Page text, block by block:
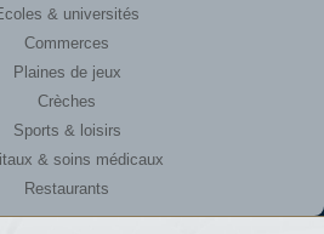
& universités
Commerces
Plaines de jeux
Crèches
Sports & loisirs
& soins médicaux
Restaurants